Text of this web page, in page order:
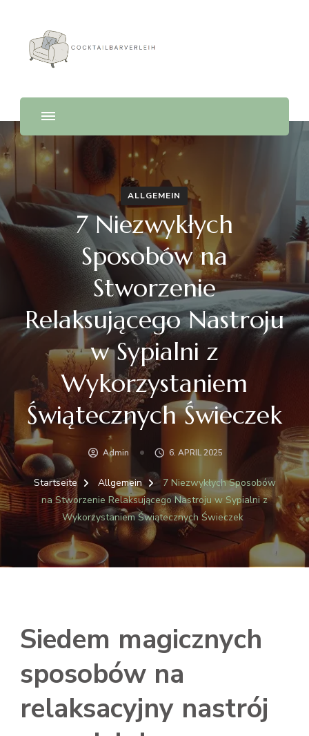
Cocktailbarverleih
ALLGEMEIN
7 Niezwykłych
Sposobów na
Stworzenie
Relaksującego Nastroju
w Sypialni z
Wykorzystaniem
Świątecznych Świeczek
Admin 6. APRIL 2025
Startseite Allgemein
7 Niezwykłych Sposobów
na Stworzenie Relaksującego Nastroju w Sypialni z
Wykorzystaniem Świątecznych Świeczek
Siedem magicznych
sposobów na
relaksacyjny nastrój